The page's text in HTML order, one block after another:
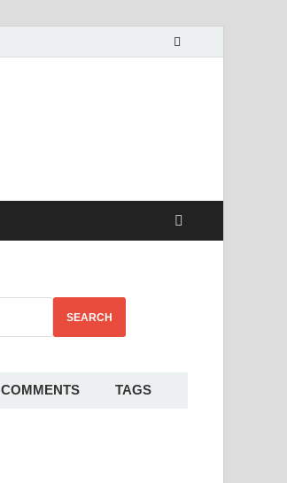
SEARCH
COMMENTS TAGS